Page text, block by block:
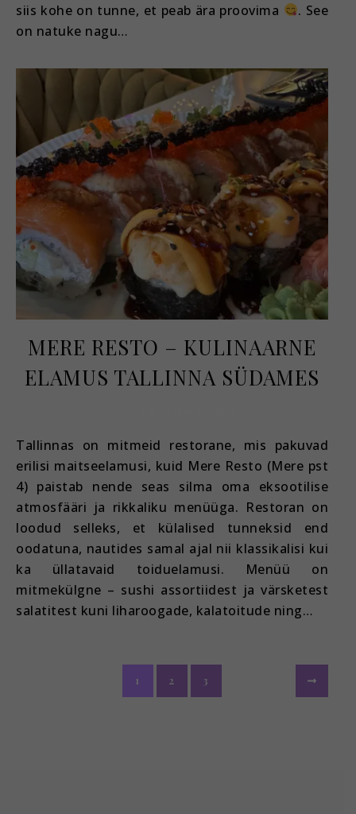
siis kohe on tunne, et peab ära proovima
. See
on natuke nagu…
MERE RESTO – KULINAARNE
ELAMUS TALLINNA SÜDAMES
Tallinnas on mitmeid restorane, mis pakuvad
erilisi maitseelamusi, kuid Mere Resto (Mere pst
4) paistab nende seas silma oma eksootilise
atmosfääri ja rikkaliku menüüga. Restoran on
loodud selleks, et külalised tunneksid end
oodatuna, nautides samal ajal nii klassikalisi kui
ka üllatavaid toiduelamusi. Menüü on
mitmekülgne – sushi assortiidest ja värsketest
salatitest kuni liharoogade, kalatoitude ning…
1 2 3